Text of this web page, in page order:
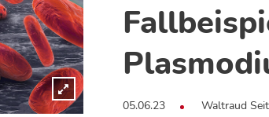
05.06.23 Waltraud